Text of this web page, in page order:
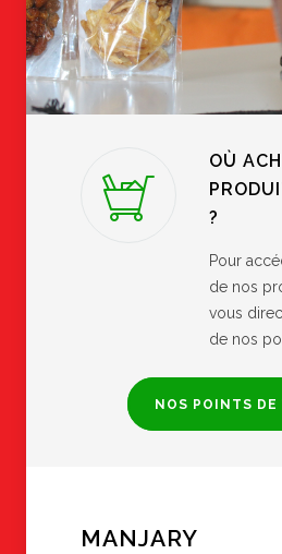
OÙ
?
Pour
de nos
vous
de nos
NOS POINTS DE
MANJARY